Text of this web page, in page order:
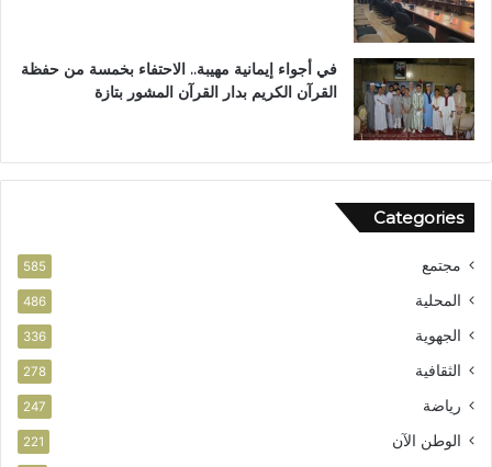
ت
في أجواء إيمانية مهيبة.. الاحتفاء بخمسة من حفظة
القرآن الكريم بدار القرآن المشور بتازة
Categories
مجتمع 585
المحلية 486
الجهوية 336
الثقافية 278
رياضة 247
الوطن الآن 221